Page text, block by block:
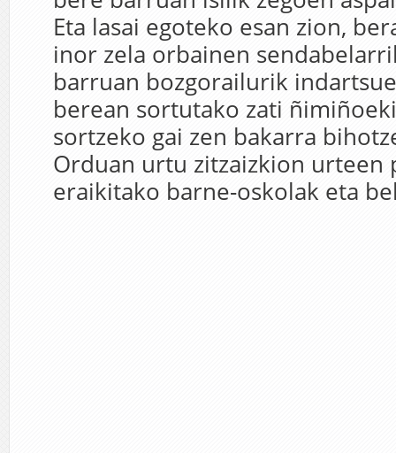
Eta lasai egoteko esan zion,
inor zela orbainen
barruan bozgorailurik
berean sortutako zati
sortzeko gai zen bakarra
Orduan urtu zitzaizkion urteen
eraikitako barne-oskolak eta